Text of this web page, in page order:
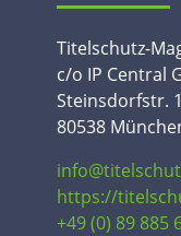
Titelschutz-
c/o IP Central
Steinsdorfstr.
80538
https://
+49 (0) 89 885